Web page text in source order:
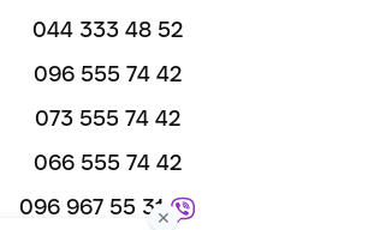
044 333 48 52
096 555 74 42
073 555 74 42
066 555 74 42
096 967 55 31